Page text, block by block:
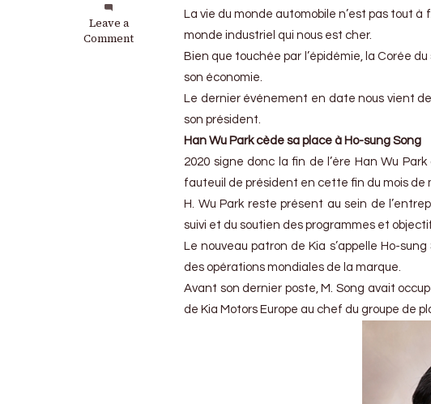
Leave a
Comment
on
Kia
La vie du monde automobile n’est pas tout
monde industriel qui nous est cher.
Bien que touchée par l’épidémie, la Corée
son économie.
Le dernier événement en date nous vient
son président.
Han Wu Park cède sa place à Ho-sung Song
2020 signe donc la fin de l’ère Han Wu
fauteuil de président en cette fin du mois de
H. Wu Park reste présent au sein de
suivi et du soutien des programmes et
Le nouveau patron de Kia s’appelle Ho-
des opérations mondiales de la marque.
Avant son dernier poste, M. Song avait
de Kia Motors Europe au chef du groupe de